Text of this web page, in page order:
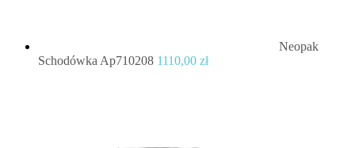
Neopak
Schodówka Ap710208 1110,00 zł